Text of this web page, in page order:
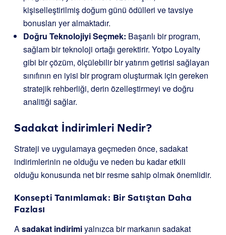
kişiselleştirilmiş doğum günü ödülleri ve tavsiye
bonusları yer almaktadır.
Doğru Teknolojiyi Seçmek: Başarılı bir program,
sağlam bir teknoloji ortağı gerektirir. Yotpo Loyalty
gibi bir çözüm, ölçülebilir bir yatırım getirisi sağlayan
sınıfının en iyisi bir program oluşturmak için gereken
stratejik rehberliği, derin özelleştirmeyi ve doğru
analitiği sağlar.
Sadakat İndirimleri Nedir?
Strateji ve uygulamaya geçmeden önce, sadakat
indirimlerinin ne olduğu ve neden bu kadar etkili
olduğu konusunda net bir resme sahip olmak önemlidir.
Konsepti Tanımlamak: Bir Satıştan Daha
Fazlası
Asadakat indirimiyalnızca bir markanın sadakat